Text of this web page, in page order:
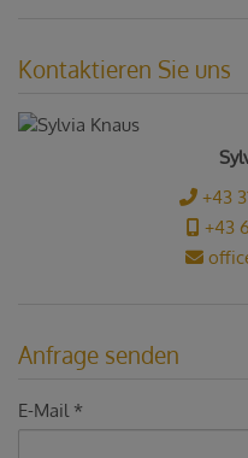
Kontaktieren Sie uns
+43
+43
Anfrage senden
E-Mail